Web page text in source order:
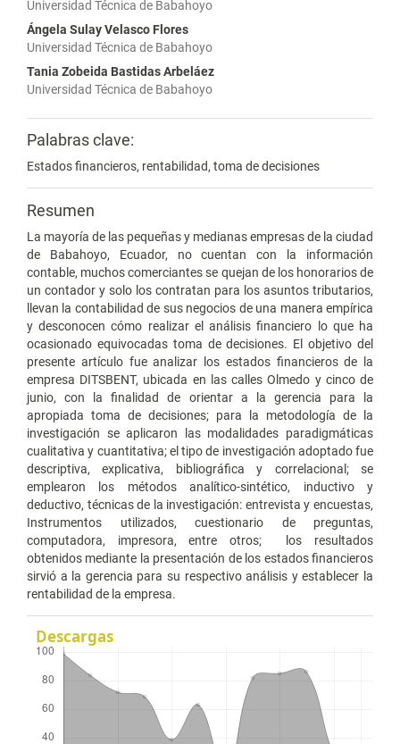
Universidad Técnica de Babahoyo
Ángela Sulay Velasco Flores
Universidad Técnica de Babahoyo
Tania Zobeida Bastidas Arbeláez
Universidad Técnica de Babahoyo
Palabras clave:
Estados financieros, rentabilidad, toma de decisiones
Resumen
La mayoría de las pequeñas y medianas empresas de la ciudad
de Babahoyo, Ecuador, no cuentan con la información
contable, muchos comerciantes se quejan de los honorarios de
un contador y solo los contratan para los asuntos tributarios,
llevan la contabilidad de sus negocios de una manera empírica
y desconocen cómo realizar el análisis financiero lo que ha
ocasionado equivocadas toma de decisiones. El objetivo del
presente artículo fue analizar los estados financieros de la
empresa DITSBENT, ubicada en las calles Olmedo y cinco de
junio, con la finalidad de orientar a la gerencia para la
apropiada toma de decisiones; para la metodología de la
investigación se aplicaron las modalidades paradigmáticas
cualitativa y cuantitativa; el tipo de investigación adoptado fue
descriptiva, explicativa, bibliográfica y correlacional; se
emplearon los métodos analítico-sintético, inductivo y
deductivo, técnicas de la investigación: entrevista y encuestas,
Instrumentos utilizados, cuestionario de preguntas,
computadora, impresora, entre otros; los resultados
obtenidos mediante la presentación de los estados financieros
sirvió a la gerencia para su respectivo análisis y establecer la
rentabilidad de la empresa.
Descargas